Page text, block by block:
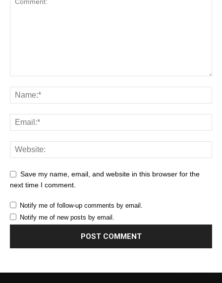
Save my name, email, and website in this browser for the
next time I comment.
Notify me of follow-up comments by email.
Notify me of new posts by email.